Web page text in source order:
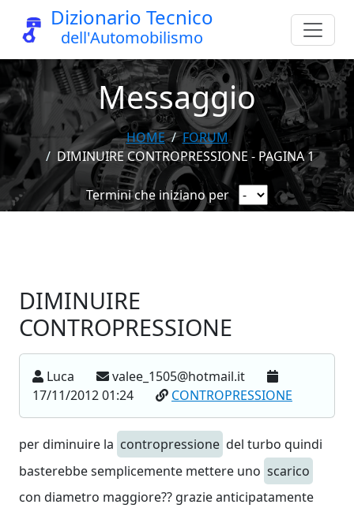
Dizionario Tecnico
dell'Automobilismo
Messaggio
HOME
FORUM
DIMINUIRE CONTROPRESSIONE - PAGINA 1
Termini che iniziano per
DIMINUIRE
CONTROPRESSIONE
Luca
valee_1505@hotmail.it
17/11/2012 01:24
CONTROPRESSIONE
per diminuire la contropressione del turbo quindi
basterebbe semplicemente mettere uno scarico
con diametro maggiore?? grazie anticipatamente